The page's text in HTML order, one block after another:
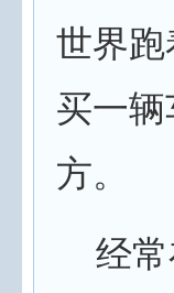
世界
买一
方。
经常